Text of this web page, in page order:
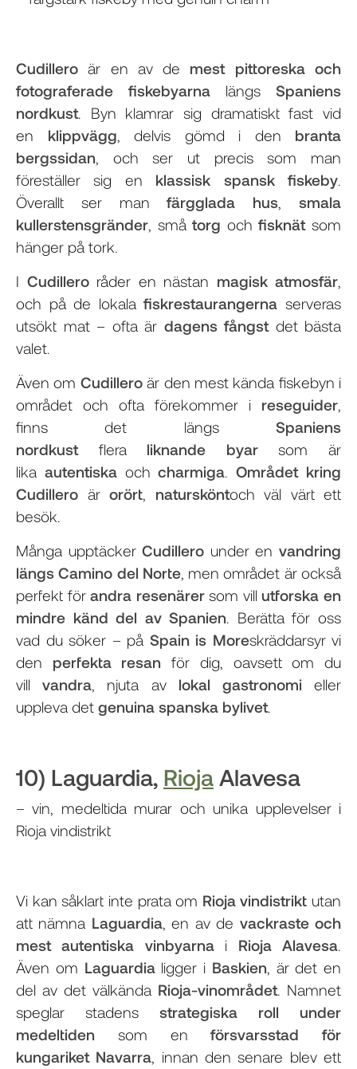
Cudillero är en av de mest pittoreska och
fotograferade fiskebyarna längs Spaniens
nordkust. Byn klamrar sig dramatiskt fast vid
en klippvägg, delvis gömd i den branta
bergssidan, och ser ut precis som man
föreställer sig en klassisk spansk fiskeby.
Överallt ser manfärgglada hus,smala
kullerstensgränder, småtorg ochfisknätsom
hänger på tork.
I Cudilleroråder en nästan magisk atmosfär,
och på de lokalafiskrestaurangerna serveras
utsökt mat – ofta är dagens fångstdet bästa
valet.
Även om Cudilleroär den mest kända fiskebyn i
området och ofta förekommer i reseguider,
finns det längs Spaniens
nordkustflera liknande byarsom är
lika autentiskaochcharmiga.Området kring
Cudillero är orört, natursköntoch väl värt ett
besök.
Många upptäckerCudillero under envandring
längs Camino del Norte, men området är också
perfekt förandra resenärersom villutforska en
mindre känd del av Spanien. Berätta för oss
vad du söker – på Spain is Moreskräddarsyr vi
den perfekta resan för dig, oavsett om du
villvandra, njuta av lokal gastronomieller
uppleva det genuina spanska bylivet.
10) Laguardia, Rioja Alavesa
– vin, medeltida murar och unika upplevelser i
Rioja vindistrikt
Vi kan såklart inte prata om Rioja vindistrikt utan
att nämna Laguardia, en av de vackraste och
mest autentiska vinbyarnai Rioja Alavesa.
Även om Laguardialigger i Baskien, är det en
del av det välkända Rioja-vinområdet. Namnet
speglar stadens strategiska roll under
medeltiden som enförsvarsstad för
kungariket Navarra, innan den senare blev ett